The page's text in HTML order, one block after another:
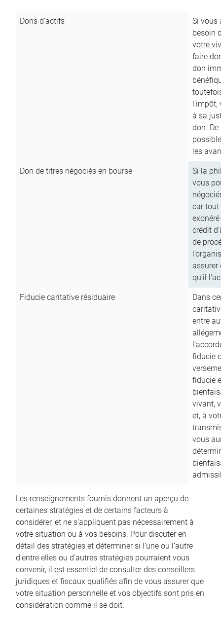
Dons d’actifs
Si vous
besoin
votre
faire
don
à sa
don.
les
Don de titres négociés en bourse
Si la
vous
car tout
crédit
de
assurer
qu’il
Fiducie caritative résiduaire
Dans
entre
fiducie
fiducie
vivant,
et, à
vous
Les renseignements fournis donnent un aperçu de
certaines stratégies et de certains facteurs à
considérer, et ne s’appliquent pas nécessairement à
votre situation ou à vos besoins. Pour discuter en
détail des stratégies et déterminer si l’une ou l’autre
d’entre elles ou d’autres stratégies pourraient vous
convenir, il est essentiel de consulter des conseillers
juridiques et fiscaux qualifiés afin de vous assurer que
votre situation personnelle et vos objectifs sont pris en
considération comme il se doit.